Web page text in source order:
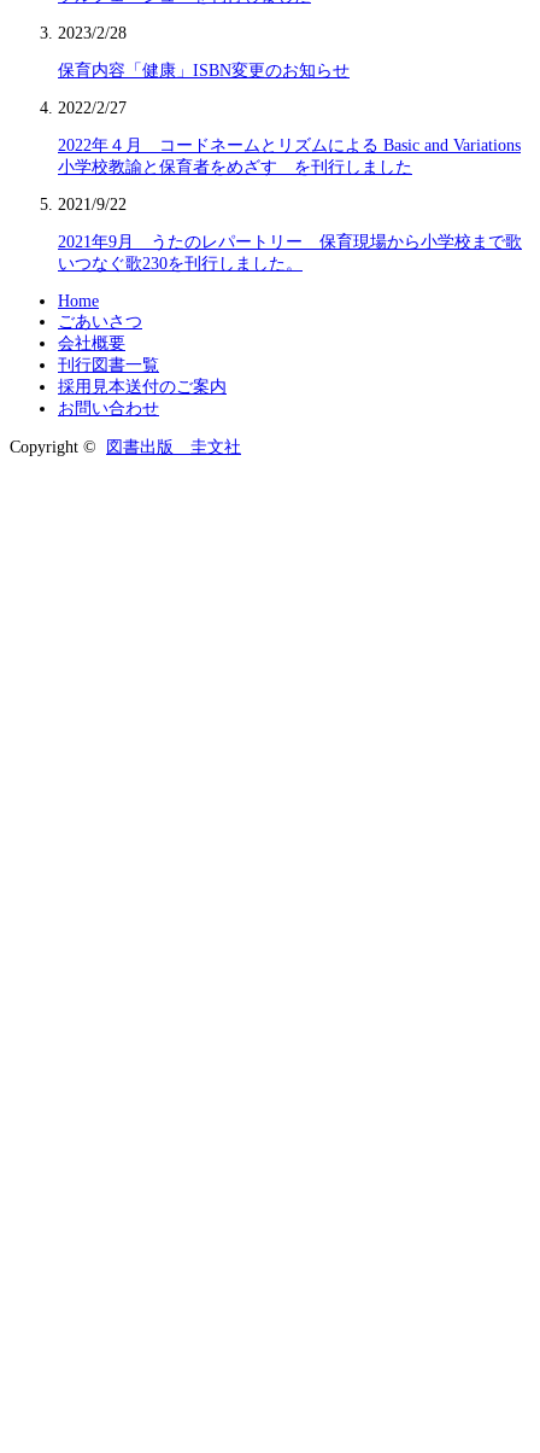
2023/2/28
保育内容「健康」ISBN変更のお知らせ
2022/2/27
2022年４月 コードネームとリズムによる Basic and Variations
小学校教諭と保育者をめざす を刊行しました
2021/9/22
2021年9月 うたのレパートリー 保育現場から小学校まで歌
いつなぐ歌230を刊行しました。
Home
ごあいさつ
会社概要
刊行図書一覧
採用見本送付のご案内
お問い合わせ
Copyright © 図書出版 圭文社